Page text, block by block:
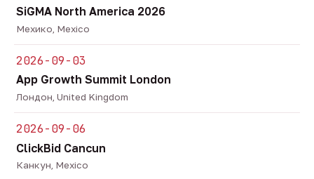
SiGMA North America 2026
Мехико, Mexico
2026-09-03
App Growth Summit London
Лондон, United Kingdom
2026-09-06
ClickBid Cancun
Канкун, Mexico